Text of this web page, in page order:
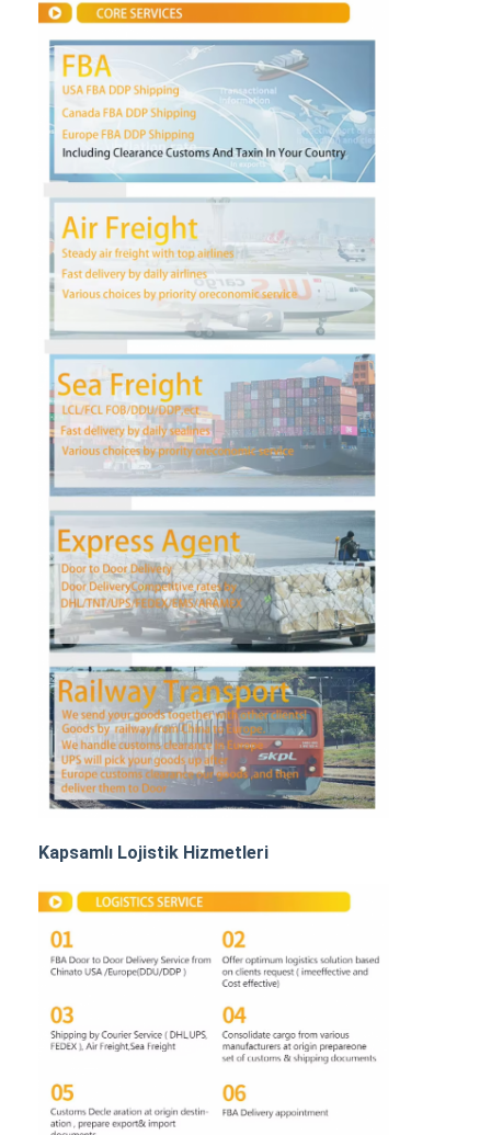
Ana sayfa
Ürünler
Hakkımızda
Fabrika turu
Kalite kontrol
Bize ulaşın
Uluslararası Taşımacılık
Hava Kargo Taşımacılığı
Deniz yükü
Çin'den DDP Nakliye
Ekspres kargo
Demiryolu Taşımacılığı
Amazon'a Gönder
Kamyon Taşımacılığı
Depolama hizmeti
Kapsamlı Lojistik Hizmetleri